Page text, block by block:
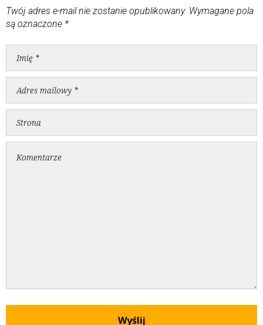
Twój adres e-mail nie zostanie opublikowany. Wymagane pola
są oznaczone *